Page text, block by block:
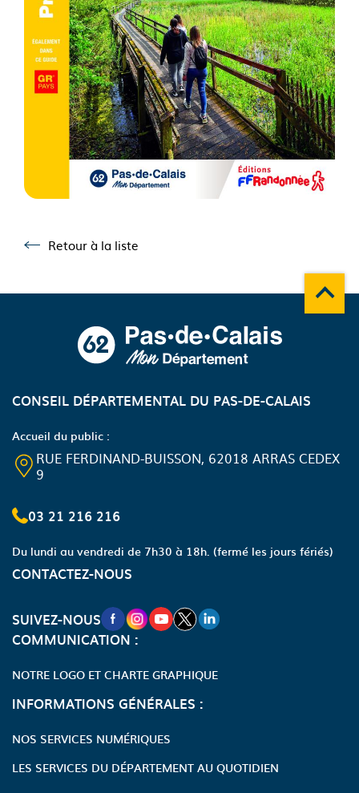
Retour à la liste
Retour à la liste
CONSEIL DÉPARTEMENTAL DU PAS-DE-CALAIS
Accueil du public :
RUE FERDINAND-BUISSON, 62018 ARRAS CEDEX
9
03 21 216 216
Du lundi au vendredi de 7h30 à 18h. (fermé les jours fériés)
CONTACTEZ-NOUS
SUIVEZ-NOUSNOUVELLE FENÊTRE VERS LA PAGE
NOUVELLE FENÊTRE VERS LA
NOUVELLE FENÊTRE VERS LA
NOUVELLE FENÊTRE VERS
NOUVELLE FENÊTRE
COMMUNICATION :
NOTRE LOGO ET CHARTE GRAPHIQUE
INFORMATIONS GÉNÉRALES :
NOS SERVICES NUMÉRIQUES
LES SERVICES DU DÉPARTEMENT AU QUOTIDIEN